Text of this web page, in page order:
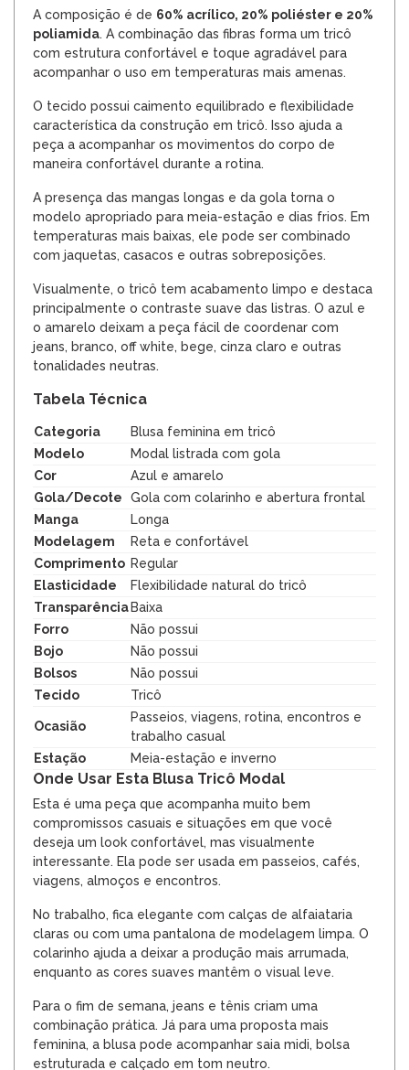
A composição é de 60% acrílico, 20% poliéster e 20%
poliamida. A combinação das fibras forma um tricô
com estrutura confortável e toque agradável para
acompanhar o uso em temperaturas mais amenas.
O tecido possui caimento equilibrado e flexibilidade
característica da construção em tricô. Isso ajuda a
peça a acompanhar os movimentos do corpo de
maneira confortável durante a rotina.
A presença das mangas longas e da gola torna o
modelo apropriado para meia-estação e dias frios. Em
temperaturas mais baixas, ele pode ser combinado
com jaquetas, casacos e outras sobreposições.
Visualmente, o tricô tem acabamento limpo e destaca
principalmente o contraste suave das listras. O azul e
o amarelo deixam a peça fácil de coordenar com
jeans, branco, off white, bege, cinza claro e outras
tonalidades neutras.
Tabela Técnica
Categoria
Blusa feminina em tricô
Modelo
Modal listrada com gola
Cor
Azul e amarelo
Gola/Decote
Gola com colarinho e abertura frontal
Manga
Longa
Modelagem
Reta e confortável
Comprimento Regular
Elasticidade
Flexibilidade natural do tricô
Transparência Baixa
Forro
Não possui
Bojo
Não possui
Bolsos
Não possui
Tecido
Tricô
Ocasião
Passeios, viagens, rotina, encontros e
trabalho casual
Estação
Meia-estação e inverno
Onde Usar Esta Blusa Tricô Modal
Esta é uma peça que acompanha muito bem
compromissos casuais e situações em que você
deseja um look confortável, mas visualmente
interessante. Ela pode ser usada em passeios, cafés,
viagens, almoços e encontros.
No trabalho, fica elegante com calças de alfaiataria
claras ou com uma pantalona de modelagem limpa. O
colarinho ajuda a deixar a produção mais arrumada,
enquanto as cores suaves mantêm o visual leve.
Para o fim de semana, jeans e tênis criam uma
combinação prática. Já para uma proposta mais
feminina, a blusa pode acompanhar saia midi, bolsa
estruturada e calçado em tom neutro.